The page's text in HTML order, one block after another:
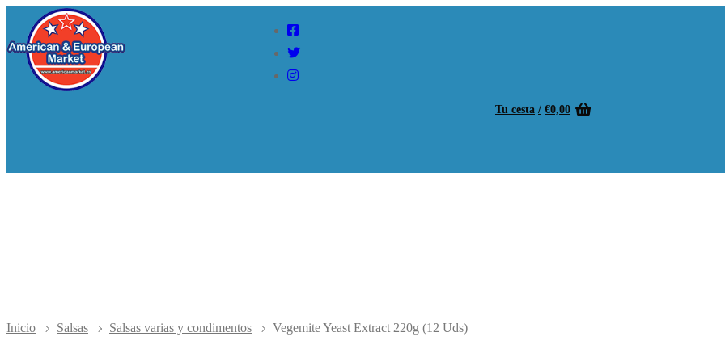
al
contenido
Tu cesta / €0,00
Inicio Salsas Salsas varias y condimentos Vegemite Yeast Extract 220g (12 Uds)